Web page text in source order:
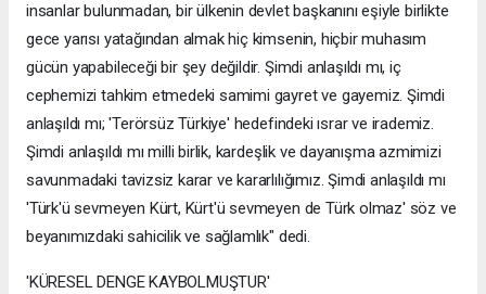
insanlar bulunmadan, bir ülkenin devlet başkanını eşiyle birlikte
gece yarısı yatağından almak hiç kimsenin, hiçbir muhasım
gücün yapabileceği bir şey değildir. Şimdi anlaşıldı mı, iç
cephemizi tahkim etmedeki samimi gayret ve gayemiz. Şimdi
anlaşıldı mı; 'Terörsüz Türkiye' hedefindeki ısrar ve irademiz.
Şimdi anlaşıldı mı milli birlik, kardeşlik ve dayanışma azmimizi
savunmadaki tavizsiz karar ve kararlılığımız. Şimdi anlaşıldı mı
'Türk'ü sevmeyen Kürt, Kürt'ü sevmeyen de Türk olmaz' söz ve
beyanımızdaki sahicilik ve sağlamlık" dedi.
'KÜRESEL DENGE KAYBOLMUŞTUR'